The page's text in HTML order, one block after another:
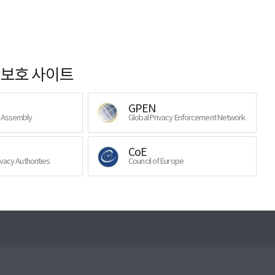
호 사이트
GPEN
Global Privacy Enforcement Network
Authorities
CoE
Council of Europe